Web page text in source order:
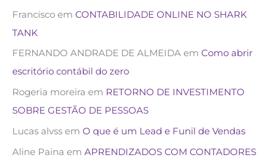
Francisco em CONTABILIDADE ONLINE NO SHARK
TANK
FERNANDO ANDRADE DE ALMEIDA em Como abrir
escritório contábil do zero
Rogeria moreira em RETORNO DE INVESTIMENTO
SOBRE GESTÃO DE PESSOAS
Lucas alvss em O que é um Lead e Funil de Vendas
Aline Paina em APRENDIZADOS COM CONTADORES